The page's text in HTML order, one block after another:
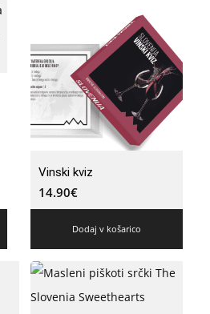
Vinski kviz
14.90€
Dodaj v košarico